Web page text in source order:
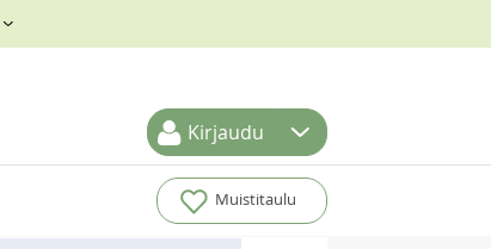
Kirjaudu
Muistitaulu